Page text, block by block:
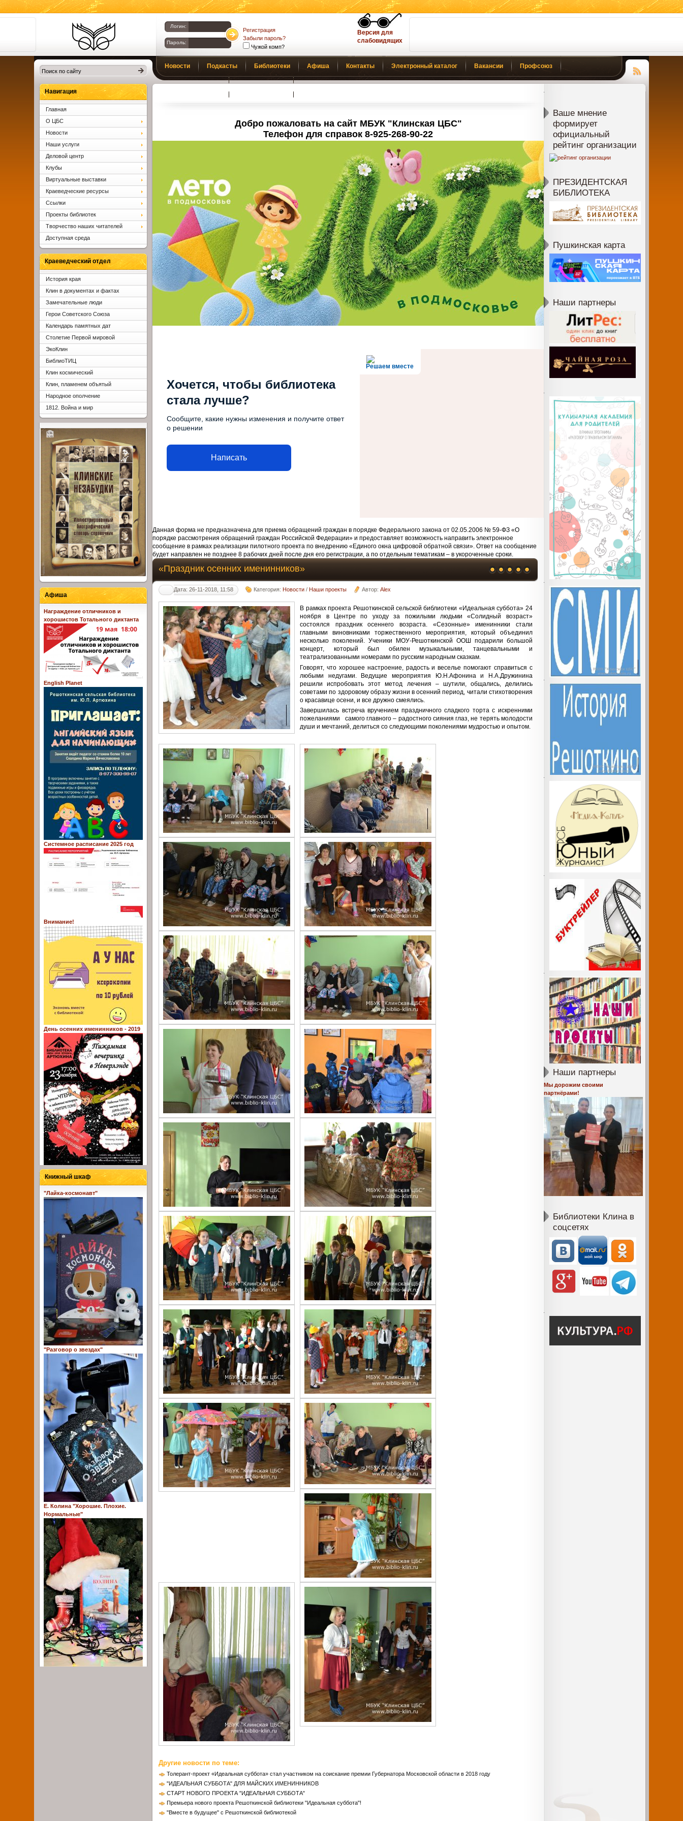
Библиотеки
Клина. Клинская
ЦБС.
Логин:
Пароль:
Регистрация
Забыли пароль?
Чужой комп?
Версия для
слабовидящих
Новости Подкасты Библиотеки Афиша Контакты Электронный каталог Вакансии Профсоюз
Чтение
Добро пожаловать на сайт МБУК "Клинская ЦБС"
Телефон для справок 8-925-268-90-22
Решаем вместе
Хочется, чтобы библиотека
стала лучше?
Сообщите, какие нужны изменения и получите ответ
о решении
Написать
Данная форма не предназначена для приема обращений граждан в порядке Федерального закона от 02.05.2006 № 59-ФЗ «О
порядке рассмотрения обращений граждан Российской Федерации» и предоставляет возможность направить электронное
сообщение в рамках реализации пилотного проекта по внедрению «Единого окна цифровой обратной связи». Ответ на сообщение
будет направлен не позднее 8 рабочих дней после дня его регистрации, а по отдельным тематикам – в укороченные сроки.
«Праздник осенних именинников»
Дата: 26-11-2018, 11:58 Категория:Новости /Наши проекты Автор:Alex
В рамках проекта Решоткинской сельской библиотеки «Идеальная суббота» 24
ноября в Центре по уходу за пожилыми людьми «Солидный возраст»
состоялся праздник осеннего возраста. «Сезонные» именинники стали
главными виновниками торжественного мероприятия, который объединил
несколько поколений. Ученики МОУ-Решоткинской ООШ подарили большой
концерт, который был обилен музыкальными, танцевальными и
театрализованными номерами по русским народным сказкам.
Говорят, что хорошее настроение, радость и веселье помогают справиться с
любыми недугами. Ведущие мероприятия Ю.Н.Афонина и Н.А.Дружинина
решили испробовать этот метод лечения – шутили, общались, делились
советами по здоровому образу жизни в осенний период, читали стихотворения
о красавице осени, и все дружно смеялись.
Завершилась встреча вручением праздничного сладкого торта с искренними
пожеланиями самого главного – радостного сияния глаз, не терять молодости
души и мечтаний, делиться со следующими поколениями мудростью и опытом.
Другие новости по теме:
Толерант-проект «Идеальная суббота» стал участником на соискание премии Губернатора Московской области в 2018 году
"ИДЕАЛЬНАЯ СУББОТА" ДЛЯ МАЙСКИХ ИМЕНИННИКОВ
СТАРТ НОВОГО ПРОЕКТА "ИДЕАЛЬНАЯ СУББОТА"
Премьера нового проекта Решоткинской библиотеки "Идеальная суббота"!
"Вместе в будущее" с Решоткинской библиотекой
Ваше мнение
формирует
официальный
рейтинг организации
ПРЕЗИДЕНТСКАЯ
БИБЛИОТЕКА
Пушкинская карта
Наши партнеры
Наши партнеры
Мы дорожим своими
партнёрами!
Библиотеки Клина в
соцсетях
Навигация
Главная
О ЦБС
Новости
Наши услуги
Деловой центр
Клубы
Виртуальные выставки
Краеведческие ресурсы
Ссылки
Проекты библиотек
Творчество наших читателей
Доступная среда
Краеведческий отдел
История края
Клин в документах и фактах
Замечательные люди
Герои Советского Союза
Календарь памятных дат
Столетие Первой мировой
ЭкоКлин
БиблиоТИЦ
Клин космический
Клин, пламенем объятый
Народное ополчение
1812. Война и мир
Афиша
Награждение отличников и
хорошистов Тотального диктанта
English Planet
Системное расписание 2025 год
Внимание!
День осенних именинников - 2019
Книжный шкаф
"Лайка-космонавт"
"Разговор о звездах"
Е. Колина "Хорошие. Плохие.
Нормальные"